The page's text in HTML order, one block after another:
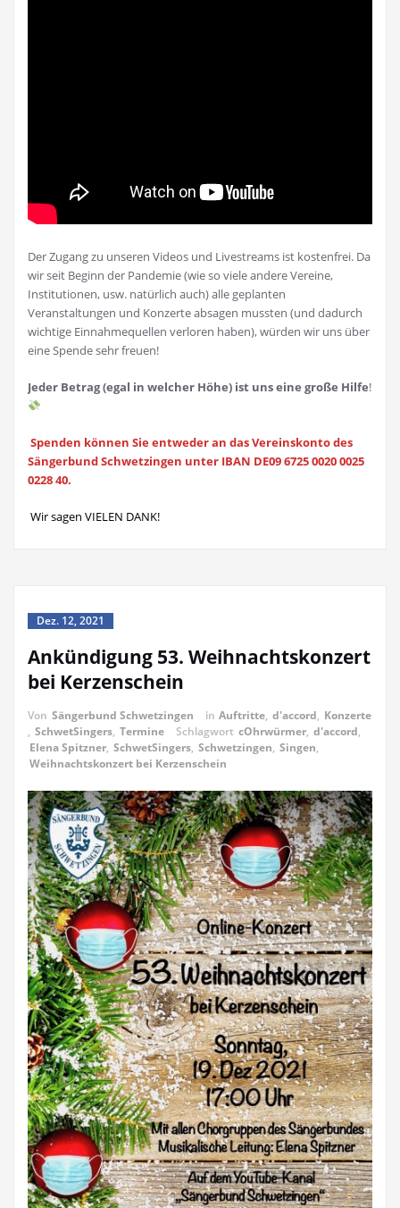
Der Zugang zu unseren Videos und Livestreams ist kostenfrei. Da
wir seit Beginn der Pandemie (wie so viele andere Vereine,
Institutionen, usw. natürlich auch) alle geplanten
Veranstaltungen und Konzerte absagen mussten (und dadurch
wichtige Einnahmequellen verloren haben), würden wir uns über
eine Spende sehr freuen!
Jeder Betrag (egal in welcher Höhe) ist uns eine große Hilfe!
Spenden können Sie entweder an das Vereinskonto des
Sängerbund Schwetzingen unter IBAN DE09 6725 0020 0025
0228 40.
Wir sagen VIELEN DANK!
Dez. 12, 2021
Ankündigung 53. Weihnachtskonzert
bei Kerzenschein
Von Sängerbund Schwetzingen in Auftritte, d'accord, Konzerte
, SchwetSingers, Termine Schlagwort cOhrwürmer, d'accord,
Elena Spitzner, SchwetSingers, Schwetzingen, Singen,
Weihnachtskonzert bei Kerzenschein